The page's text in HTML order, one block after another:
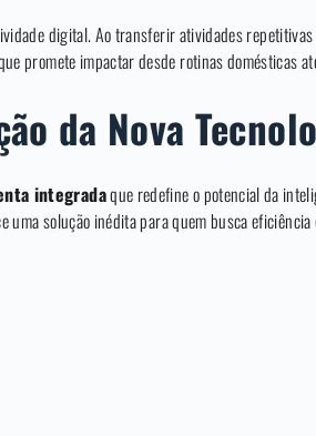
digital. Ao transferir atividades
promete impactar desde rotinas domésticas
da Nova
integradaque redefine o potencial da
uma solução inédita para quem busca